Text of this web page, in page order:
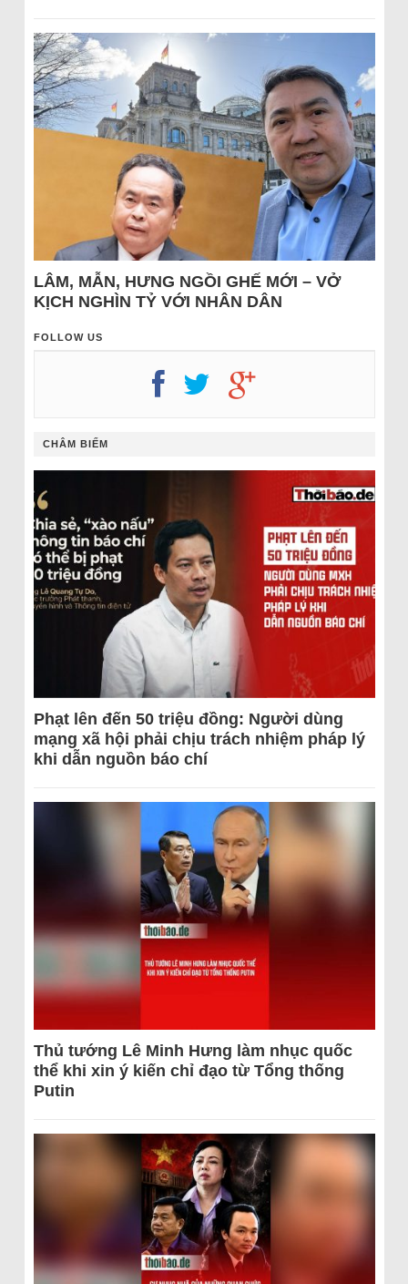
LÂM, MẪN, HƯNG NGỒI GHẾ MỚI – VỞ
KỊCH NGHÌN TỶ VỚI NHÂN DÂN
FOLLOW US
CHÂM BIẾM
Phạt lên đến 50 triệu đồng: Người dùng
mạng xã hội phải chịu trách nhiệm pháp lý
khi dẫn nguồn báo chí
Thủ tướng Lê Minh Hưng làm nhục quốc
thể khi xin ý kiến chỉ đạo từ Tổng thống
Putin